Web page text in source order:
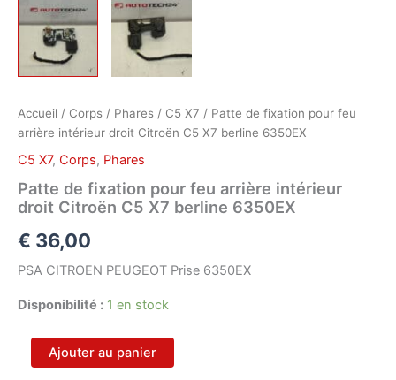
Accueil / Corps / Phares / C5 X7 / Patte de fixation pour feu
arrière intérieur droit Citroën C5 X7 berline 6350EX
C5 X7, Corps, Phares
Patte de fixation pour feu arrière intérieur
droit Citroën C5 X7 berline 6350EX
€ 36,00
PSA CITROEN PEUGEOT Prise 6350EX
Disponibilité : 1 en stock
quantité
de
Ajouter au panier